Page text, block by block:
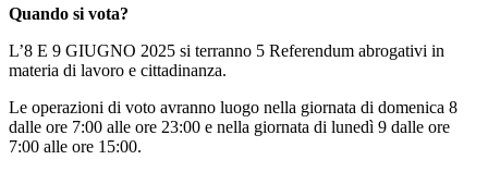
Quando si vota?
L’8 E 9 GIUGNO 2025 si terranno 5 Referendum abrogativi in
materia di lavoro e cittadinanza.
Le operazioni di voto avranno luogo nella giornata di domenica 8
dalle ore 7:00 alle ore 23:00 e nella giornata di lunedì 9 dalle ore
7:00 alle ore 15:00.